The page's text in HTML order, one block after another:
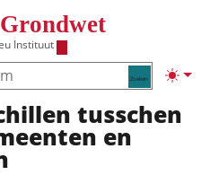
Instituut
Zoeken
tusschen
en